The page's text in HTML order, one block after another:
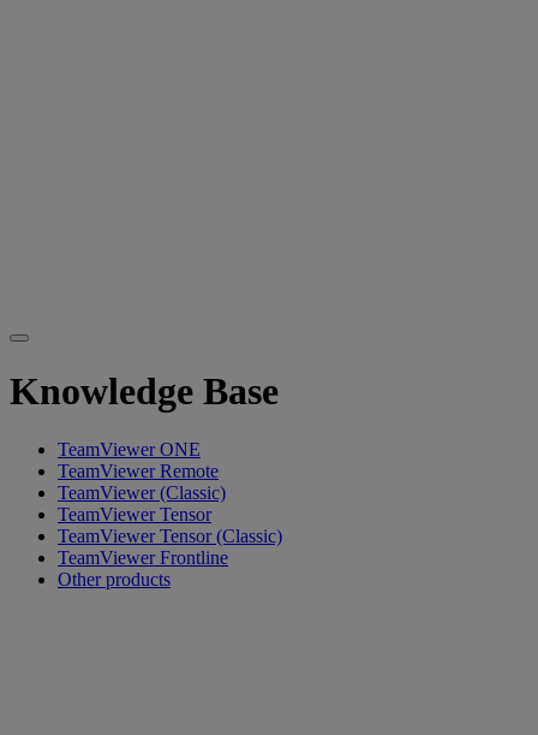
Knowledge Base
TeamViewer ONE
TeamViewer Remote
TeamViewer (Classic)
TeamViewer Tensor
TeamViewer Tensor (Classic)
TeamViewer Frontline
Other products